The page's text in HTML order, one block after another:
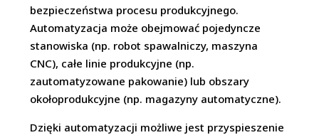
bezpieczeństwa procesu produkcyjnego.
Automatyzacja może obejmować pojedyncze
stanowiska (np. robot spawalniczy, maszyna
CNC), całe linie produkcyjne (np.
zautomatyzowane pakowanie) lub obszary
okołoprodukcyjne (np. magazyny automatyczne).
Dzięki automatyzacji możliwe jest przyspieszenie